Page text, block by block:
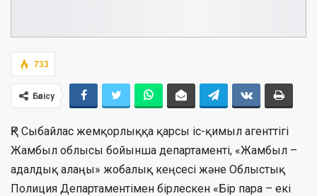
733
Бөлісу
ҚР Сыбайлас жемқорлыққа қарсы іс-қимыл агенттігі
Жамбыл облысы бойынша департаменті, «Жамбыл –
адалдық алаңы» жобалық кеңсесі және Облыстық
Полиция Департаментімен бірлескен «Бір пара – екі